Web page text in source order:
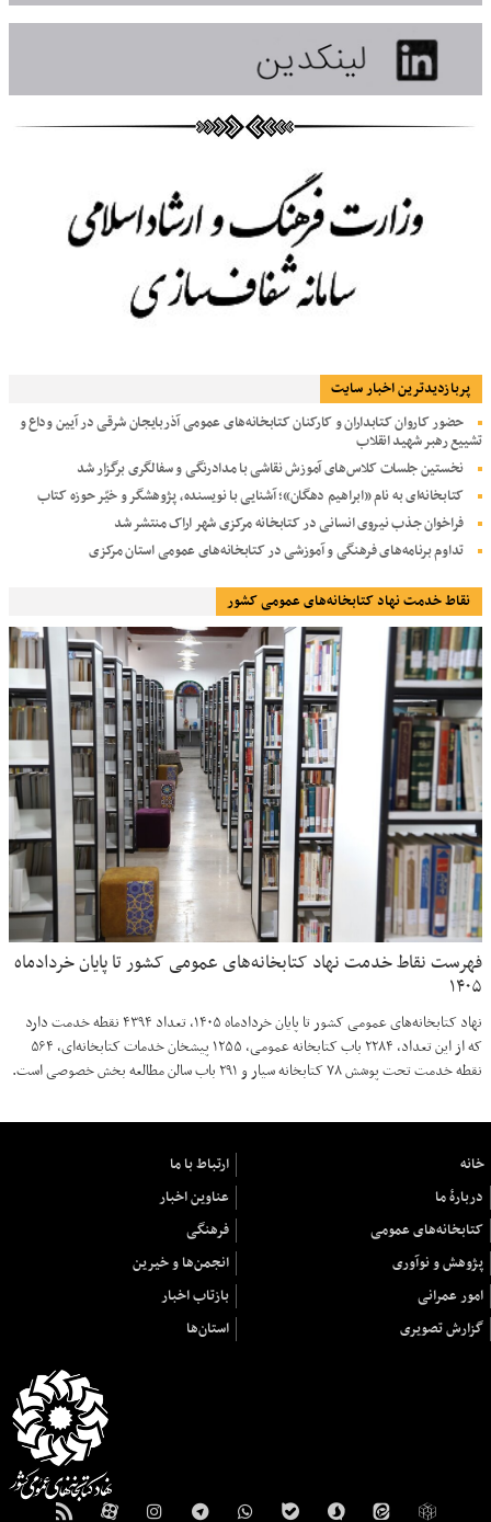
پربازديدترين اخبار سایت
حضور کاروان کتابداران و کارکنان کتابخانه‌های عمومی آذربایجان شرقی در آیین وداع و
تشییع رهبر شهید انقلاب
نخستین جلسات کلاس‌های آموزش نقاشی با مدادرنگی و سفالگری برگزار شد
کتابخانه‌ای به نام «ابراهیم دهگان»؛ آشنایی با نویسنده، پژوهشگر و خیّر حوزه کتاب
فراخوان جذب نیروی انسانی در کتابخانه مرکزی شهر اراک منتشر شد
تداوم برنامه‌های فرهنگی و آموزشی در کتابخانه‌های عمومی استان مرکزی
نقاط خدمت نهاد کتابخانه‌های عمومی کشور
فهرست نقاط خدمت نهاد کتابخانه‌های عمومی کشور تا پایان خردادماه
۱۴۰۵
نهاد کتابخانه‌های عمومی کشور تا پایان خردادماه ۱۴۰۵، تعداد ۴۳۹۴ نقطه خدمت دارد
که از این تعداد، ۲۲۸۴ باب کتابخانه عمومی، ۱۲۵۵ پیشخان خدمات کتابخانه‌ای، ۵۶۴
نقطه خدمت تحت پوشش ۷۸ کتابخانه سیار و ۲۹۱ باب سالن مطالعه بخش خصوصی است.
خانه
ارتباط با ما
دربارهٔ ما
عناوین اخبار
کتابخانه‌های عمومی
فرهنگی
پژوهش و نوآوری
انجمن‌ها و خیرین
امور عمرانی
بازتاب اخبار
گزارش تصویری
استان‌ها